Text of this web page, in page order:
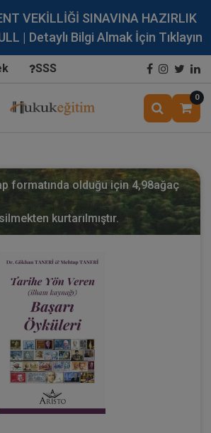
VEKİLLİĞİ SINAVINA HAZIRLIK
| Detaylı Bilgi Almak İçin Tıklayın
SSS
0
formatında olduğu için 4,98ağaç
kurtarılmıştır.